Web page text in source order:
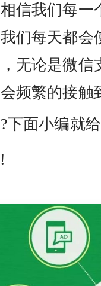
信我们每一
们每天都会
无论是微信
频繁的接触
下面小编就